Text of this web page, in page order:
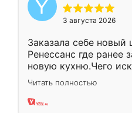
3 августа 2026
Заказала себе новый
Ренессанс где ранее
новую кухню.Чего
вполне довольна.
два года, нареканий
Читать полностью